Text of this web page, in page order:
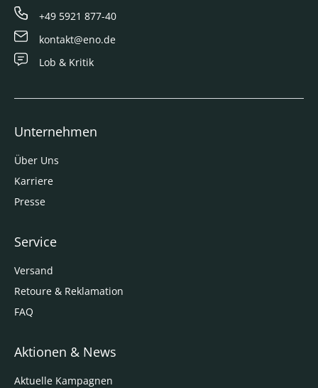
+49 5921 877-40
kontakt@eno.de
Lob & Kritik
Unternehmen
Über Uns
Karriere
Presse
Service
Versand
Retoure & Reklamation
FAQ
Aktionen & News
Aktuelle Kampagnen